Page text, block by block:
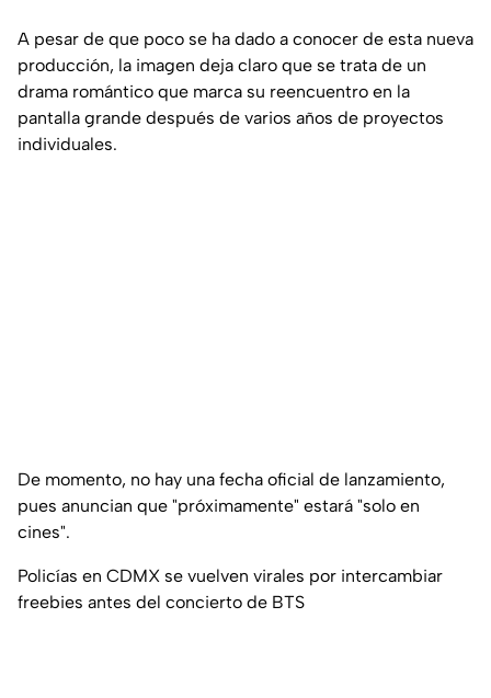
A pesar de que poco se ha dado a conocer de esta nueva
producción, la imagen deja claro que se trata de un
drama romántico que marca su reencuentro en la
pantalla grande después de varios años de proyectos
individuales.
De momento, no hay una fecha oficial de lanzamiento,
pues anuncian que "próximamente" estará "solo en
cines".
Policías en CDMX se vuelven virales por intercambiar
freebies antes del concierto de BTS